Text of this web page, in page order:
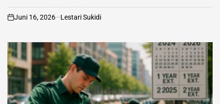
on
Juni 16, 2026 Lestari Sukidi